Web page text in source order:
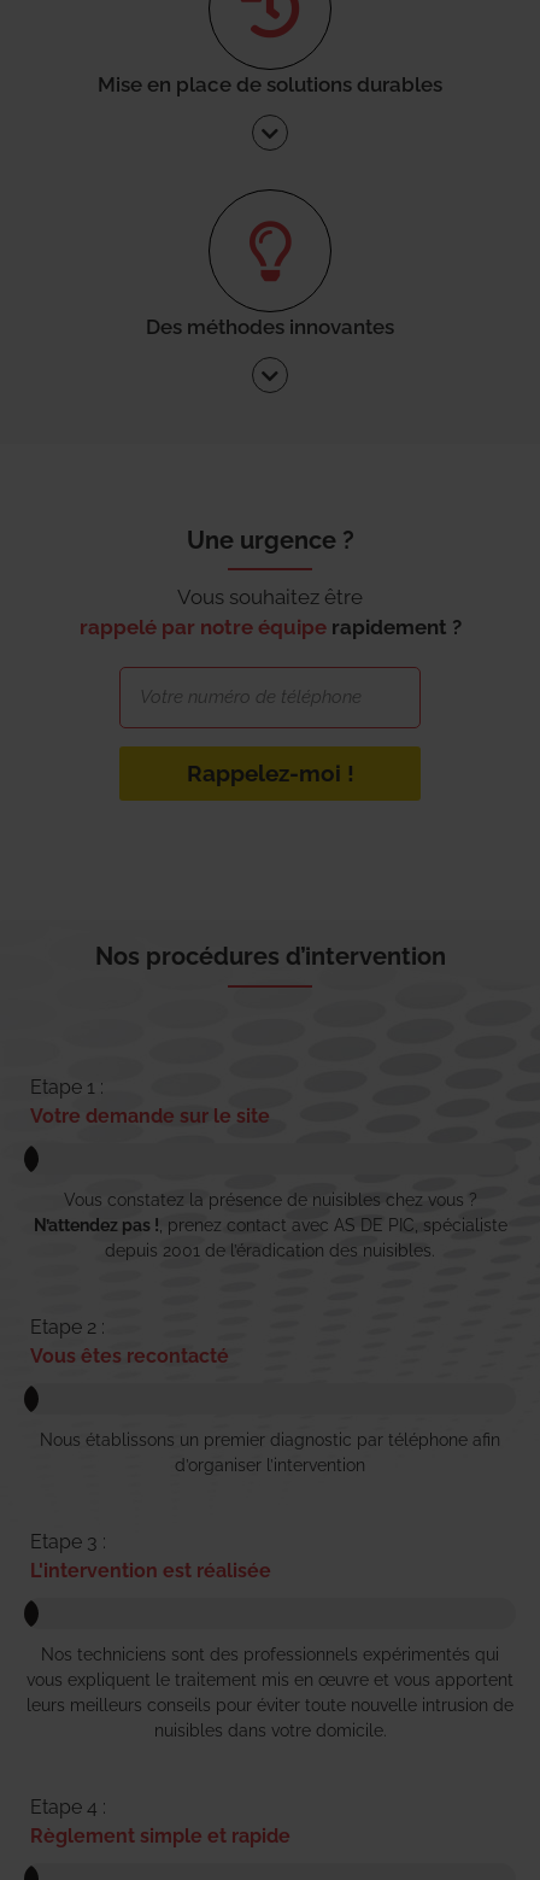
Mise en place de solutions durables
Des méthodes innovantes
Une urgence ?
Vous souhaitez être
rappelé par notre équipe rapidement ?
Rappelez-moi !
Nos procédures d’intervention
Etape 1 :
Votre demande sur le site
Vous constatez la présence de nuisibles chez vous ?
N’attendez pas ! , prenez contact avec AS DE PIC, spécialiste
depuis 2001 de l’éradication des nuisibles.
Etape 2 :
Vous êtes recontacté
Nous établissons un premier diagnostic par téléphone afin
d’organiser l’intervention
Etape 3 :
L'intervention est réalisée
Nos techniciens sont des professionnels expérimentés qui
vous expliquent le traitement mis en œuvre et vous apportent
leurs meilleurs conseils pour éviter toute nouvelle intrusion de
nuisibles dans votre domicile.
Etape 4 :
Règlement simple et rapide